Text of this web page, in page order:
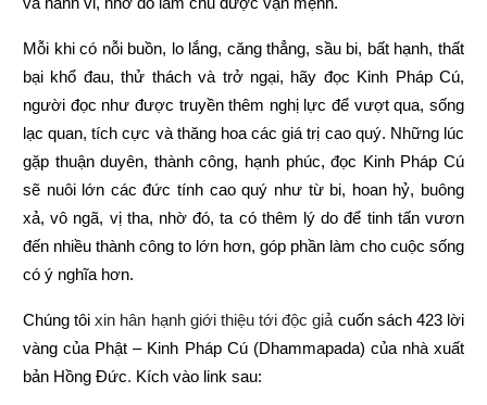
Mỗi khi có nỗi buồn, lo lắng, căng thẳng, sầu bi, bất hạnh, thất
bại khổ đau, thử thách và trở ngại, hãy đọc Kinh Pháp Cú,
người đọc như được truyền thêm nghị lực để vượt qua, sống
lạc quan, tích cực và thăng hoa các giá trị cao quý. Những lúc
gặp thuận duyên, thành công, hạnh phúc, đọc Kinh Pháp Cú
sẽ nuôi lớn các đức tính cao quý như từ bi, hoan hỷ, buông
xả, vô ngã, vị tha, nhờ đó, ta có thêm lý do để tinh tấn vươn
đến nhiều thành công to lớn hơn, góp phần làm cho cuộc sống
có ý nghĩa hơn.
Chúng tôi xin hân hạnh giới thiệu tới độc giả cuốn sách 423 lời
vàng của Phật – Kinh Pháp Cú (Dhammapada) của nhà xuất
bản Hồng Đức. Kích vào link sau: